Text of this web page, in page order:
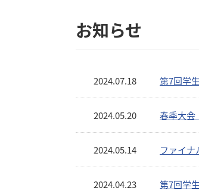
お知らせ
2024.07.18 第7回学
2024.05.20 春季大会
2024.05.14 ファイナ
2024.04.23 第7回学